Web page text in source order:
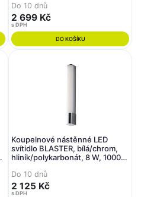
Do 10 dnů
2 699 Kč
s DPH
DO KOŠÍKU
Koupelnové nástěnné LED
svítidlo BLASTER, bílá/chrom,
hliník/polykarbonát, 8 W, 1000
SCHUKO, 5,9 x - FANEUROPE
Do 10 dnů
2 125 Kč
s DPH